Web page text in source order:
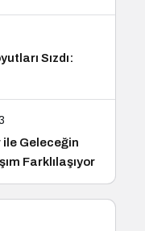
Sızdı:
Geleceğin
Farklılaşıyor